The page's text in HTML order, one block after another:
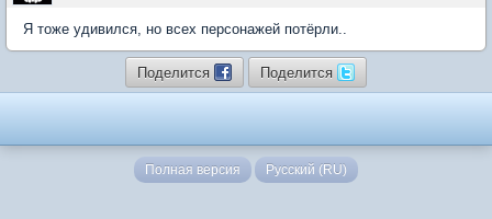
Я тоже удивился, но всех персонажей потёрли..
Поделится Поделится
Полная версия Русский (RU)